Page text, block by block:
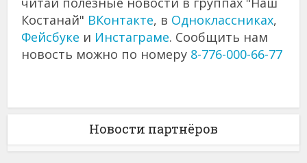
Костанай" ВКонтакте, в Одноклассниках,
Фейсбуке и Инстаграме. Сообщить нам
новость можно по номеру 8-776-000-66-77
Новости партнёров